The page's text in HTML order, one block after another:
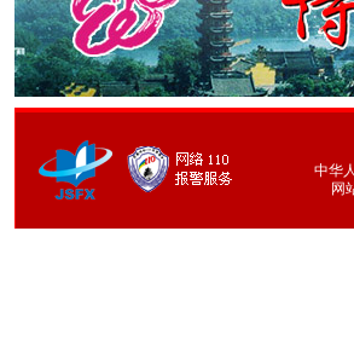
中华
网